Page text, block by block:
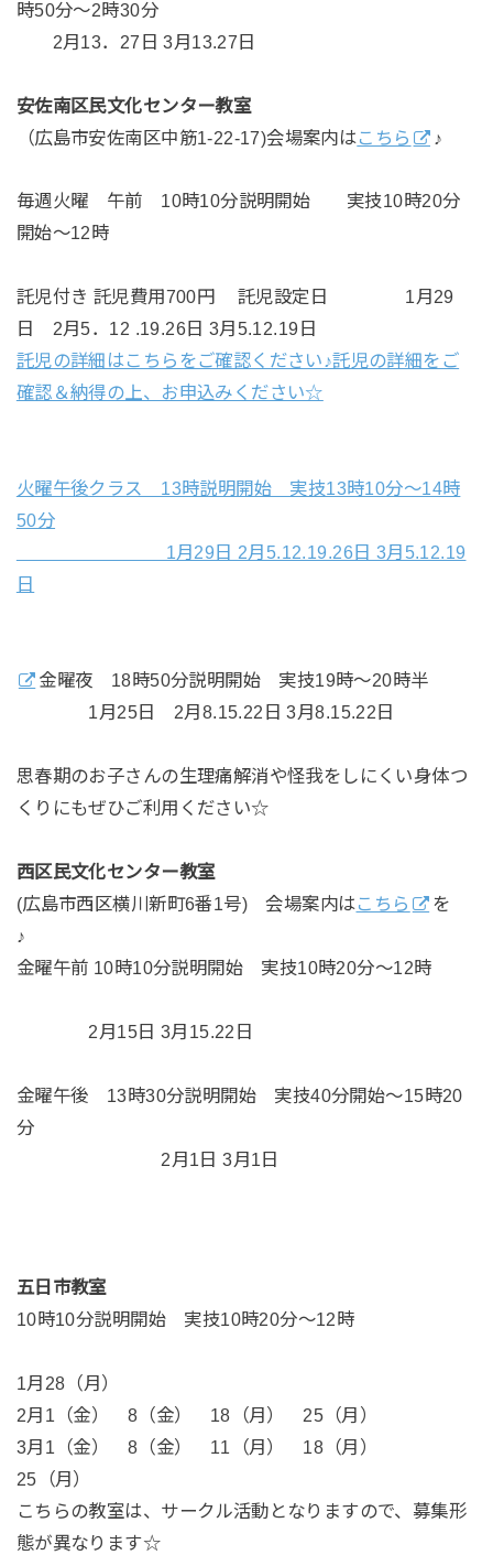
時50分～2時30分
2月13．27日 3月13.27日
安佐南区民文化センター教室
（広島市安佐南区中筋1-22-17)会場案内は こちら ♪
毎週火曜 午前 10時10分説明開始 実技10時20分
開始～12時
託児付き 託児費用700円 託児設定日 1月29
日 2月5．12 .19.26日 3月5.12.19日
託児の詳細はこちらをご確認ください♪託児の詳細をご
確認＆納得の上、お申込みください☆
火曜午後クラス 13時説明開始 実技13時10分～14時
50分
1月29日 2月5.12.19.26日 3月5.12.19
日
金曜夜 18時50分説明開始 実技19時～20時半
1月25日 2月8.15.22日 3月8.15.22日
思春期のお子さんの生理痛解消や怪我をしにくい身体つ
くりにもぜひご利用ください☆
西区民文化センター教室
(広島市西区横川新町6番1号) 会場案内はこちら
を
♪
金曜午前 10時10分説明開始 実技10時20分～12時
2月15日 3月15.22日
金曜午後 13時30分説明開始 実技40分開始～15時20
分
2月1日 3月1日
五日市教室
10時10分説明開始 実技10時20分～12時
1月28（月）
2月1（金） 8（金） 18（月） 25（月）
3月1（金） 8（金） 11（月） 18（月）
25（月）
こちらの教室は、サークル活動となりますので、募集形
態が異なります☆